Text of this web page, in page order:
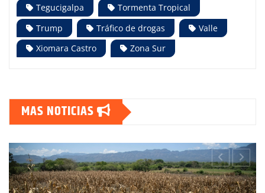
Tegucigalpa
Tormenta Tropical
Trump
Tráfico de drogas
Valle
Xiomara Castro
Zona Sur
MAS NOTICIAS